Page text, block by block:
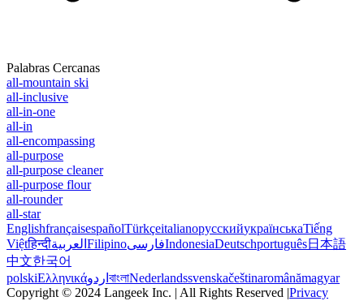
Palabras Cercanas
all-mountain ski
all-inclusive
all-in-one
all-in
all-encompassing
all-purpose
all-purpose cleaner
all-purpose flour
all-rounder
all-star
EnglishfrançaisespañolTürkçeitalianoрусскийукраїнськаTiếng
Việtहिन्दीالعربية FilipinoفارسیIndonesiaDeutschportuguês日本語
中文한국어
polskiΕλληνικάاردو বাংলাNederlandssvenskačeštinaromânămagyar
Copyright © 2024 Langeek Inc. | All Rights Reserved |Privacy